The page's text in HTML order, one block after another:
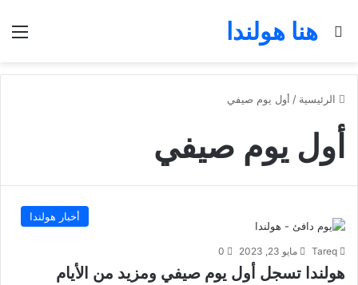
هنا هولندا
بحث عن
الرئيسية / أول يوم صيفي
أول يوم صيفي
أخبار هولندا
Tareq مايو 23, 2023 0
هولندا تسجل أول يوم صيفي ومزيد من الأيام